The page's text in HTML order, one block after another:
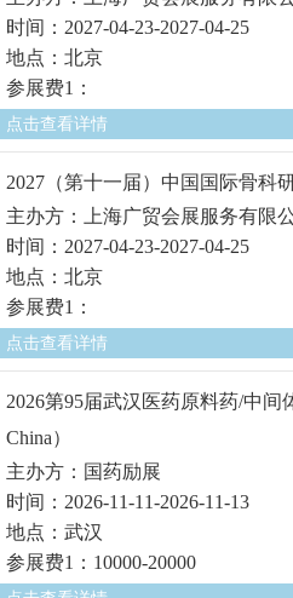
时间：2027-04-23-2027-04-25
地点：北京
参展费1：
点击查看详情
2027（第十一届）中国国际骨科
主办方：上海广贸会展服务有限
时间：2027-04-23-2027-04-25
地点：北京
参展费1：
点击查看详情
2026第95届武汉医药原料药/中
China）
主办方：国药励展
时间：2026-11-11-2026-11-13
地点：武汉
参展费1：10000-20000